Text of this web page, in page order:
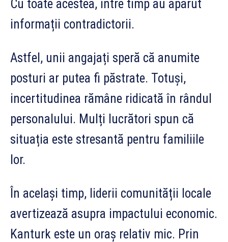
Cu toate acestea, între timp au apărut
informații contradictorii.
Astfel, unii angajați speră că anumite
posturi ar putea fi păstrate. Totuși,
incertitudinea rămâne ridicată în rândul
personalului. Mulți lucrători spun că
situația este stresantă pentru familiile
lor.
În același timp, liderii comunității locale
avertizează asupra impactului economic.
Kanturk este un oraș relativ mic. Prin